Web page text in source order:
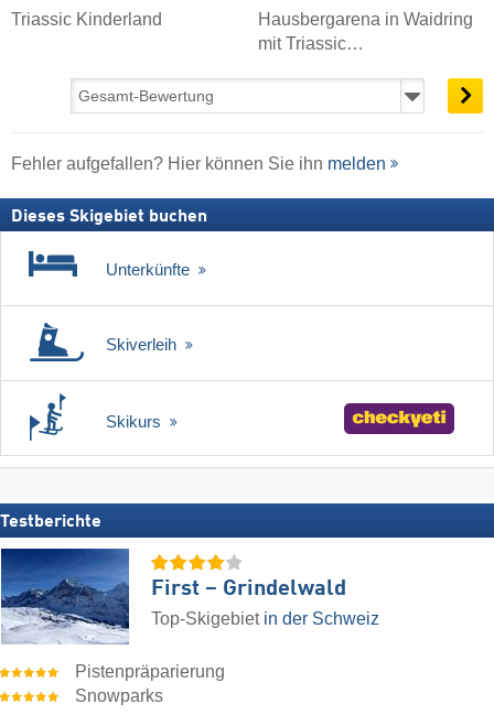
Triassic Kinderland
Hausbergarena in Waidring
mit Triassic…
Fehler aufgefallen? Hier können Sie ihn melden
Dieses Skigebiet buchen
Unterkünfte
Skiverleih
Skikurs
Testberichte
First – Grindelwald
Top-Skigebiet in der Schweiz
Pistenpräparierung
Snowparks